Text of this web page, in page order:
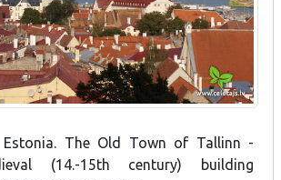
The Old Town of Tallinn -
(14.-15th century) building